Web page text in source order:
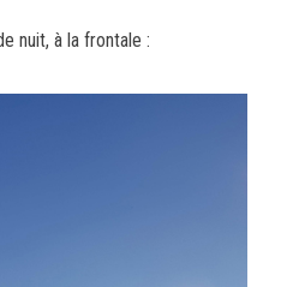
nuit, à la frontale :